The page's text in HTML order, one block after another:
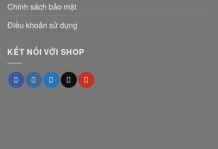
Chính sách bảo mật
Điều khoản sử dụng
KẾT NỐI VỚI SHOP